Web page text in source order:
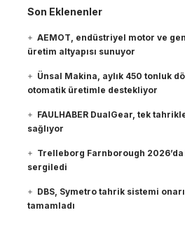
Son Eklenenler
AEMOT, endüstriyel motor ve
üretim altyapısı sunuyor
Ünsal Makina, aylık 450 tonluk
otomatik üretimle destekliyor
FAULHABER DualGear, tek
sağlıyor
Trelleborg Farnborough
sergiledi
DBS, Symetro tahrik sistemi
tamamladı